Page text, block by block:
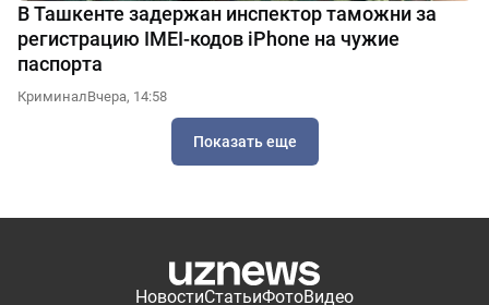
В Ташкенте задержан инспектор таможни за
регистрацию IMEI-кодов iPhone на чужие
паспорта
КриминалВчера, 14:58
Показать еще
НовостиСтатьиФотоВидео